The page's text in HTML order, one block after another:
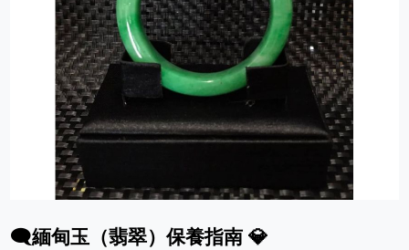
🗨️緬甸玉（翡翠）保養指南 💎